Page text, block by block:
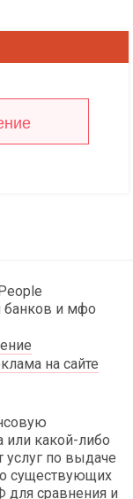
банков и мфо
на сайте
или какой-либо
услуг по выдаче
существующих
сравнения и